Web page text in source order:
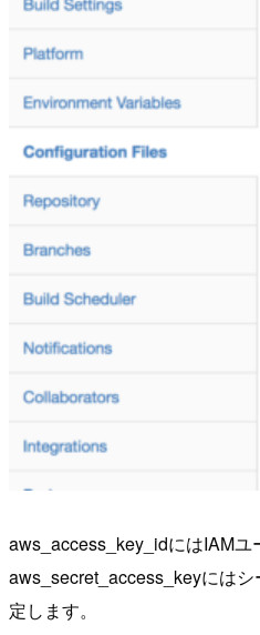
aws_access_key_idにはIAMユ
aws_secret_access_keyには
定します。